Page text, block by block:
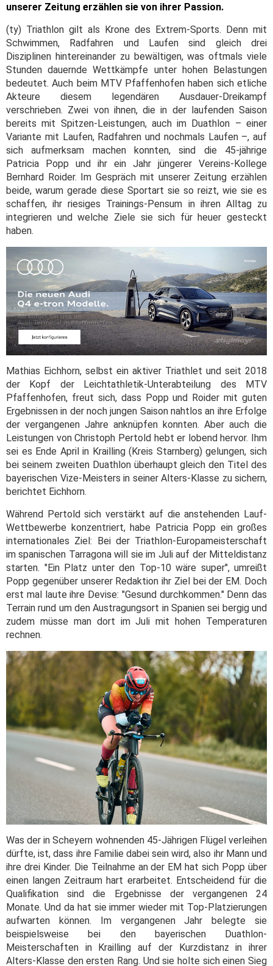
unserer Zeitung erzählen sie von ihrer Passion.
(ty) Triathlon gilt als Krone des Extrem-Sports. Denn mit
Schwimmen, Radfahren und Laufen sind gleich drei
Disziplinen hintereinander zu bewältigen, was oftmals viele
Stunden dauernde Wettkämpfe unter hohen Belastungen
bedeutet. Auch beim MTV Pfaffenhofen haben sich etliche
Akteure diesem legendären Ausdauer-Dreikampf
verschrieben. Zwei von ihnen, die in der laufenden Saison
bereits mit Spitzen-Leistungen, auch im Duathlon – einer
Variante mit Laufen, Radfahren und nochmals Laufen –, auf
sich aufmerksam machen konnten, sind die 45-jährige
Patricia Popp und ihr ein Jahr jüngerer Vereins-Kollege
Bernhard Roider. Im Gespräch mit unserer Zeitung erzählen
beide, warum gerade diese Sportart sie so reizt, wie sie es
schaffen, ihr riesiges Trainings-Pensum in ihren Alltag zu
integrieren und welche Ziele sie sich für heuer gesteckt
haben.
Mathias Eichhorn, selbst ein aktiver Triathlet und seit 2018
der Kopf der Leichtathletik-Unterabteilung des MTV
Pfaffenhofen, freut sich, dass Popp und Roider mit guten
Ergebnissen in der noch jungen Saison nahtlos an ihre Erfolge
der vergangenen Jahre anknüpfen konnten. Aber auch die
Leistungen von Christoph Pertold hebt er lobend hervor. Ihm
sei es Ende April in Krailling (Kreis Starnberg) gelungen, sich
bei seinem zweiten Duathlon überhaupt gleich den Titel des
bayerischen Vize-Meisters in seiner Alters-Klasse zu sichern,
berichtet Eichhorn.
Während Pertold sich verstärkt auf die anstehenden Lauf-
Wettbewerbe konzentriert, habe Patricia Popp ein großes
internationales Ziel: Bei der Triathlon-Europameisterschaft
im spanischen Tarragona will sie im Juli auf der Mitteldistanz
starten. "Ein Platz unter den Top-10 wäre super", umreißt
Popp gegenüber unserer Redaktion ihr Ziel bei der EM. Doch
erst mal laute ihre Devise: "Gesund durchkommen." Denn das
Terrain rund um den Austragungsort in Spanien sei bergig und
zudem müsse man dort im Juli mit hohen Temperaturen
rechnen.
Was der in Scheyern wohnenden 45-Jährigen Flügel verleihen
dürfte, ist, dass ihre Familie dabei sein wird, also ihr Mann und
ihre drei Kinder. Die Teilnahme an der EM hat sich Popp über
einen langen Zeitraum hart erarbeitet. Entscheidend für die
Qualifikation sind die Ergebnisse der vergangenen 24
Monate. Und da hat sie immer wieder mit Top-Platzierungen
aufwarten können. Im vergangenen Jahr belegte sie
beispielsweise bei den bayerischen Duathlon-
Meisterschaften in Krailling auf der Kurzdistanz in ihrer
Alters-Klasse den ersten Rang. Und sie holte sich einen Sieg